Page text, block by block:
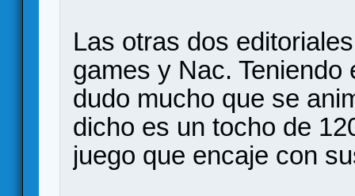
Las otras dos
games y Nac.
dudo mucho que se
dicho es un tocho de
juego que encaje con